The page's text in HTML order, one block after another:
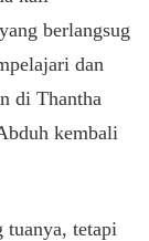
berlangsug
dan
di Thantha
kembali
tuanya, tetapi